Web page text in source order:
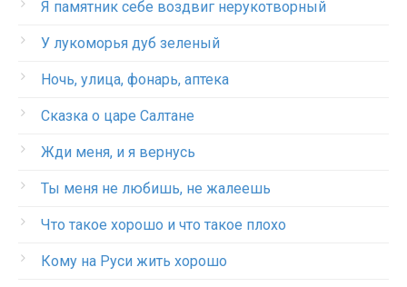
Я памятник себе воздвиг нерукотворный
У лукоморья дуб зеленый
Ночь, улица, фонарь, аптека
Сказка о царе Салтане
Жди меня, и я вернусь
Ты меня не любишь, не жалеешь
Что такое хорошо и что такое плохо
Кому на Руси жить хорошо